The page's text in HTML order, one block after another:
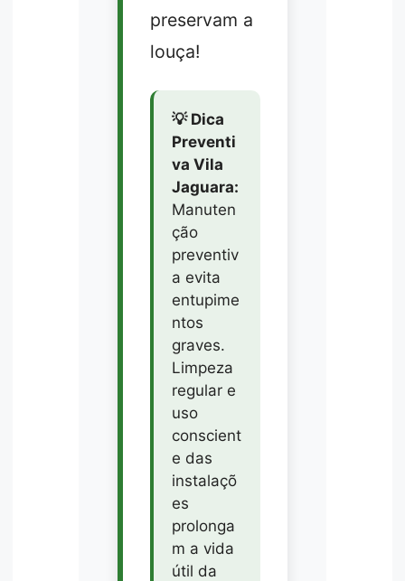
preservam a
louça!
💡 Dica
Preventi
va Vila
Jaguara:
Manuten
ção
preventiv
a evita
entupime
ntos
graves.
Limpeza
regular e
uso
conscient
e das
instalaçõ
es
prolonga
m a vida
útil da